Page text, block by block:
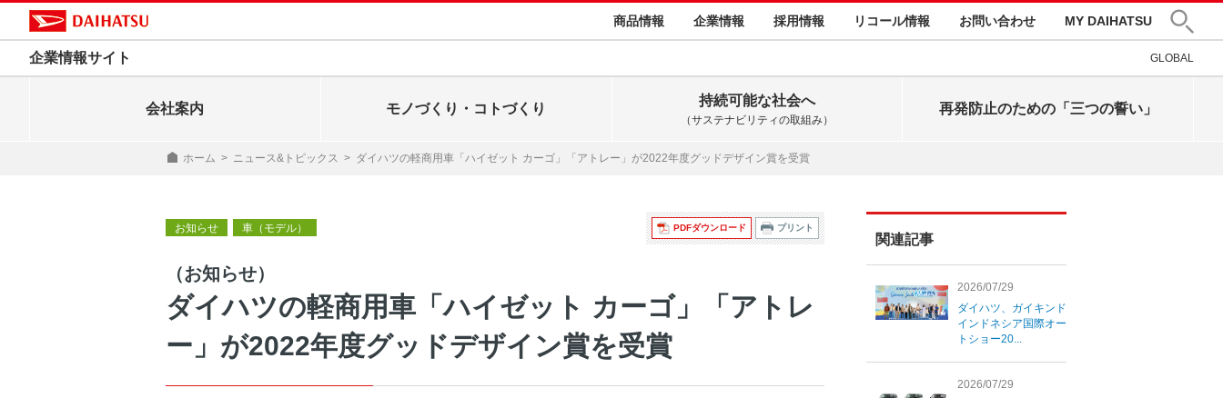
商品情報 企業情報 採用情報 リコール情報 お問い合わせ MY DAIHATSU
企業情報サイト GLOBAL
会社案内 モノづくり・コトづくり
持続可能な社会へ
（サステナビリティの取組み）
再発防止のための「三つの誓い」
ホーム > ニュース&トピックス > ダイハツの軽商用車「ハイゼット カーゴ」「アトレー」が2022年度グッドデザイン賞を受賞
PDFダウンロード プリント
お知らせ 車（モデル）
（お知らせ）
ダイハツの軽商用車「ハイゼット カーゴ」「アトレ
ー」が2022年度グッドデザイン賞を受賞
関連記事
2026/07/29
ダイハツ、ガイキンド
インドネシア国際オー
トショー20...
2026/07/29